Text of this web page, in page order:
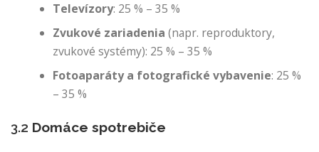
Televízory: 25 % – 35 %
Zvukové zariadenia (napr. reproduktory,
zvukové systémy): 25 % – 35 %
Fotoaparáty a fotografické vybavenie: 25 %
– 35 %
3.2 Domáce spotrebiče